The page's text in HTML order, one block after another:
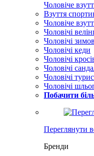
Чоловіче
Взуття
Чоловіче
Чоловічі
Чоловічі
Чоловічі кеди
Чоловічі
Чоловічі
Чоловічі
Чоловічі
Побачити
Переглянути
Бренди